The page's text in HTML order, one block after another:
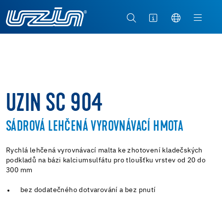
UZIN SC 904
SÁDROVÁ LEHČENÁ VYROVNÁVACÍ HMOTA
Rychlá lehčená vyrovnávací malta ke zhotovení kladečských
podkladů na bázi kalciumsulfátu pro tloušťku vrstev od 20 do
300 mm
bez dodatečného dotvarování a bez pnutí